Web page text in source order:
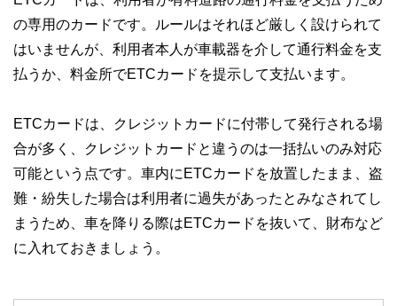
の専用のカードです。ルールはそれほど厳しく設けられて
はいませんが、利用者本人が車載器を介して通行料金を支
払うか、料金所でETCカードを提示して支払います。
ETCカードは、クレジットカードに付帯して発行される場
合が多く、クレジットカードと違うのは一括払いのみ対応
可能という点です。車内にETCカードを放置したまま、盗
難・紛失した場合は利用者に過失があったとみなされてし
まうため、車を降りる際はETCカードを抜いて、財布など
に入れておきましょう。